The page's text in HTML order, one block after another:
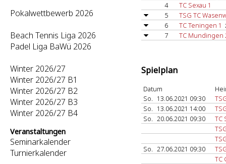
Pokalwettbewerb 2026
Beach Tennis Liga 2026
Padel Liga BaWü 2026
Winter 2026/27
Winter 2026/27 B1
Winter 2026/27 B2
Winter 2026/27 B3
Winter 2026/27 B4
Veranstaltungen
Seminarkalender
Turnierkalender
4
TC Sexau 1
5
TSG TC
6
TC Teningen 1
7
TC Mundingen
Spielplan
Datum
So. 13.06.2021 09:30
So. 13.06.2021 14:00
So. 20.06.2021 09:30
TC
So. 27.06.2021 09:30
TC